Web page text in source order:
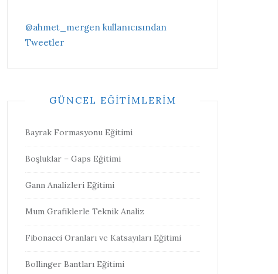
@ahmet_mergen kullanıcısından
Tweetler
GÜNCEL EĞITIMLERIM
Bayrak Formasyonu Eğitimi
Boşluklar – Gaps Eğitimi
Gann Analizleri Eğitimi
Mum Grafiklerle Teknik Analiz
Fibonacci Oranları ve Katsayıları Eğitimi
Bollinger Bantları Eğitimi